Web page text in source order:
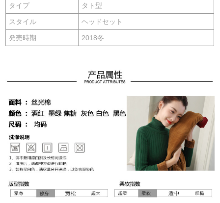
タイプ タト型
スタイル ヘッドセット
発売時期 2018冬